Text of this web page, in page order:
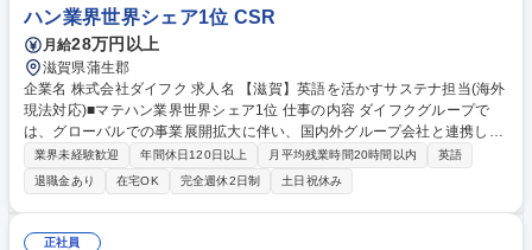
ハン業界世界シェア1位 CSR
月給28万円以上
滋賀県蒲生郡
企業名 株式会社ダイフク 求人名 【滋賀】英語を活かすサステナ担当(海外
現法対応)■マテハン業界世界シェア1位 仕事の内容 ダイフクグループで
は、グローバルでの事業展開拡大に伴い、国内外グループ会社と連携した
環境経営の推進体制を強化しています。【組織】現在、サステナビリティ
推進部 環境品質グループでは、グループ全体の環 境情報の収集・取りま
とめ、環境情報開示、気候変動対応、海外現法との情報連携などを担って
います。【業務】グローバル環境経営をより推進するため海外現法との英
語でのコミュニケーション（特に英語会議への参加・ファシリテート）や
業界未経験歓迎 年間休日120日以上 月平均残業時間20時間以内
英語
退職金あり
在宅OK 完全週休2日制 土日祝休み
正社員